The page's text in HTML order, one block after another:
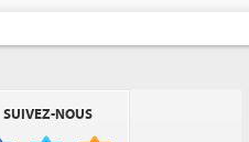
SUIVEZ-NOUS